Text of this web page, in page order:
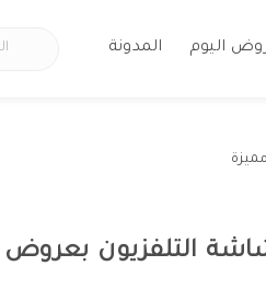
اليوم المدونة